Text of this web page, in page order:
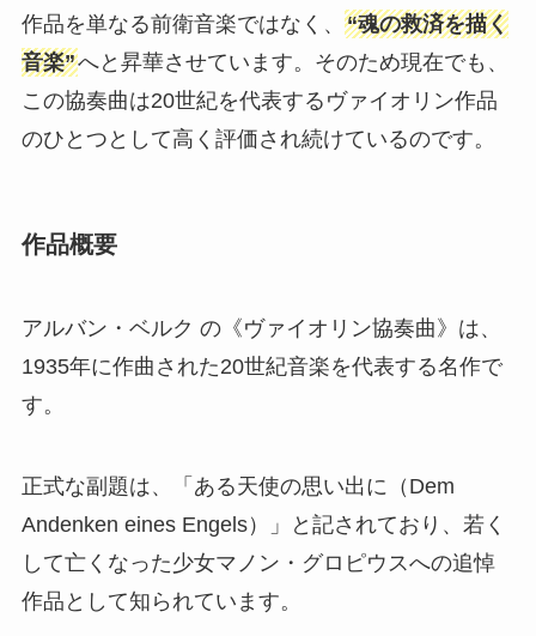
作品を単なる前衛音楽ではなく、 “魂の救済を描く
音楽”へと昇華させています。そのため現在でも、
この協奏曲は20世紀を代表するヴァイオリン作品
のひとつとして高く評価され続けているのです。
作品概要
アルバン・ベルク の《ヴァイオリン協奏曲》は、
1935年に作曲された20世紀音楽を代表する名作で
す。
正式な副題は、「ある天使の思い出に（Dem
Andenken eines Engels）」と記されており、若く
して亡くなった少女マノン・グロピウスへの追悼
作品として知られています。